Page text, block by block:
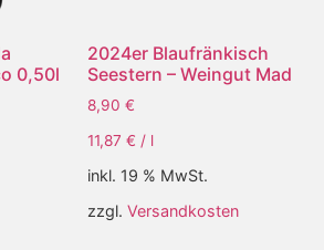
0,50l
2024er Blaufränkisch
Seestern – Weingut Mad
8,90 €
11,87 € / l
inkl. 19 % MwSt.
zzgl. Versandkosten